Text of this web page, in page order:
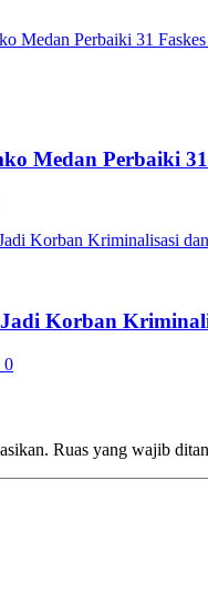
Medan Perbaiki
Korban
0
Ruas yang wajib